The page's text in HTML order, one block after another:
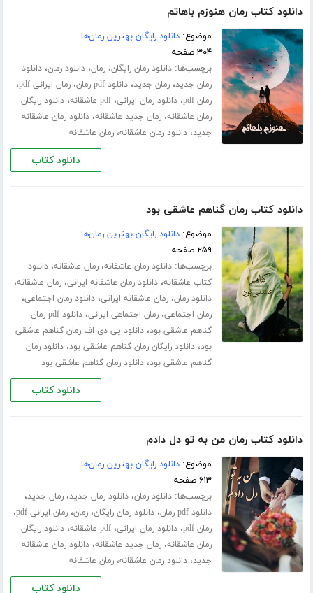
دانلود کتاب رمان هنوزم باهاتم
موضوع:دانلود رایگان بهترین رمان‌ها
۳۰۴ صفحه
برچسب‌ها:دانلود رمان رایگان،رمان،دانلود رمان،دانلود
رمان جدید،رمان جدید،دانلود pdf رمان ،رمان ایرانی pdf ،
رمان pdf ،دانلود رمان ایرانی،pdf عاشقانه ،دانلود رایگان
رمان عاشقانه،رمان جدید عاشقانه،دانلود رمان عاشقانه
جدید،دانلود رمان عاشقانه،رمان عاشقانه
دانلود کتاب
دانلود کتاب رمان گناهم عاشقی بود
موضوع:دانلود رایگان بهترین رمان‌ها
۲۵۹ صفحه
برچسب‌ها:دانلود رمان عاشقانه،رمان عاشقانه،دانلود
کتاب عاشقانه،دانلود رمان عاشقانه ایرانی،رمان عاشقانه،
دانلود رمان،رمان عاشقانه ایرانی،دانلود رمان اجتماعی،
رمان اجتماعی،رمان اجتماعی ایرانی،
دانلود pdf رمان
گناهم عاشقی بود،دانلود پی دی اف رمان گناهم عاشقی
بود،دانلود رایگان رمان گناهم عاشقی بود،دانلود رمان
گناهم عاشقی بود،دانلود رمان گناهم عاشقی بود
دانلود کتاب
دانلود کتاب رمان من به تو دل دادم
موضوع:دانلود رایگان بهترین رمان‌ها
۶۱۳ صفحه
برچسب‌ها:دانلود رمان،دانلود رمان جدید،رمان جدید،
دانلود pdf رمان ،دانلود رمان رایگان،رمان،رمان ایرانی pdf ،
رمان pdf ،دانلود رمان ایرانی،pdf عاشقانه ،دانلود رایگان
رمان عاشقانه،رمان جدید عاشقانه،دانلود رمان عاشقانه
جدید،دانلود رمان عاشقانه،رمان عاشقانه
دانلود کتاب